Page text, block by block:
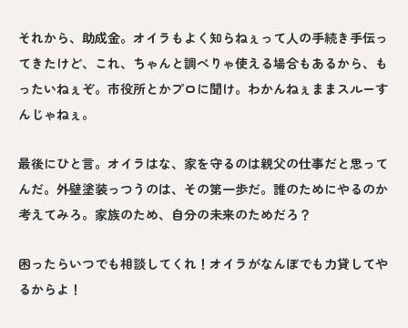
それから、助成金。オイラもよく知らねぇって人の手続き手伝っ
てきたけど、これ、ちゃんと調べりゃ使える場合もあるから、も
ったいねぇぞ。市役所とかプロに聞け。わかんねぇままスルーす
んじゃねぇ。
最後にひと言。オイラはな、家を守るのは親父の仕事だと思って
んだ。外壁塗装っつうのは、その第一歩だ。誰のためにやるのか
考えてみろ。家族のため、自分の未来のためだろ？
困ったらいつでも相談してくれ！オイラがなんぼでも力貸してや
るからよ！